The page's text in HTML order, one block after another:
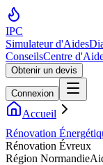
IPC
Simulateur d'Aides
ConseilsCentre
Obtenir un devis
Connexion
Accueil
Rénovation
Rénovation Évreux
Région Normandie